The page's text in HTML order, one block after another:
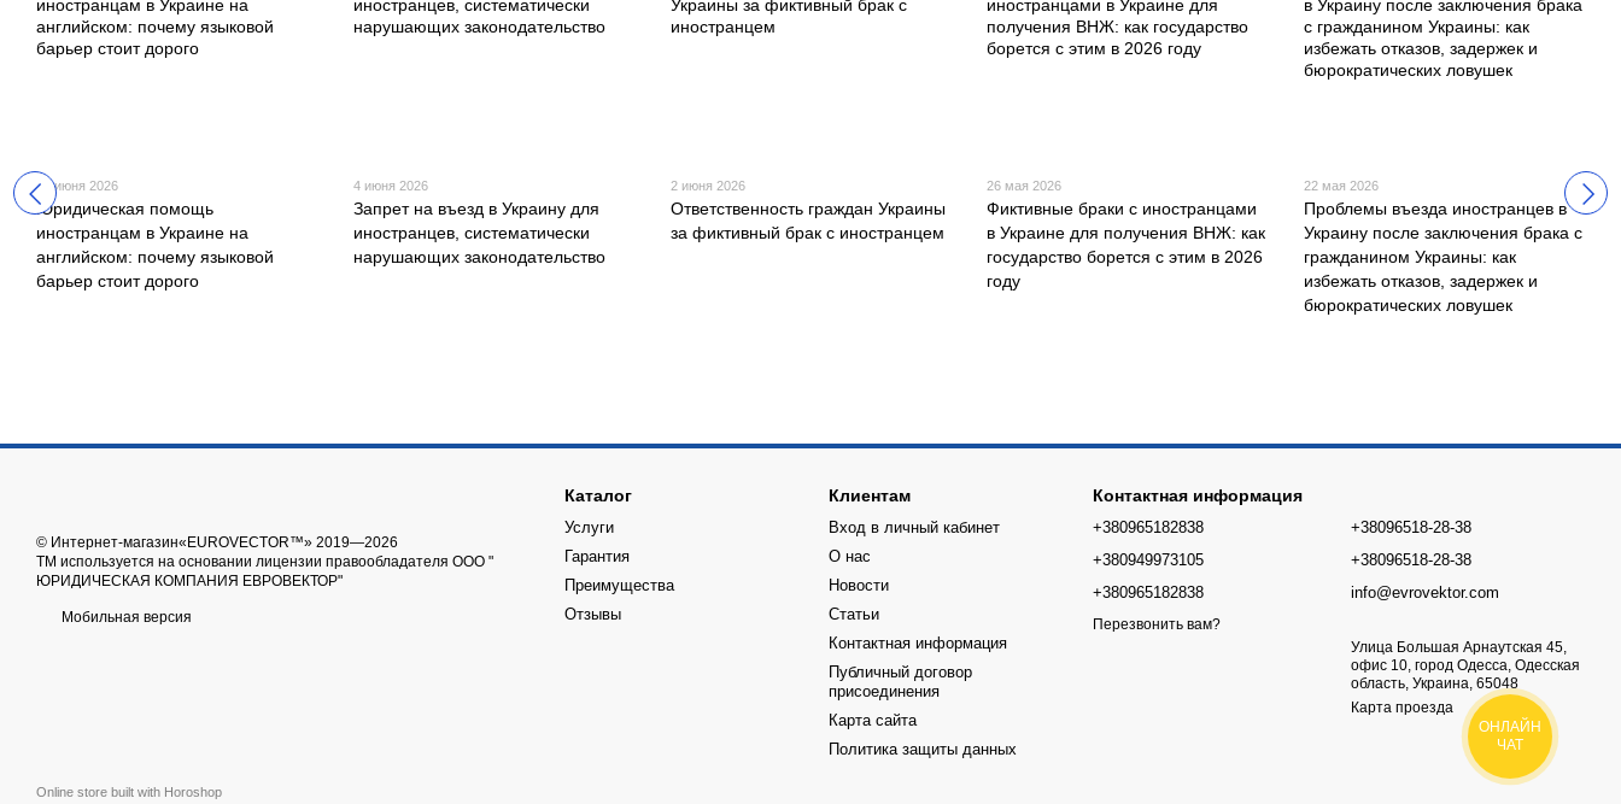
10 июня 2026
Юридическая помощь
иностранцам в Украине на
английском: почему языковой
барьер стоит дорого
4 июня 2026
Запрет на въезд в Украину для
иностранцев, систематически
нарушающих законодательство
2 июня 2026
Ответственность граждан Украины
за фиктивный брак с иностранцем
26 мая 2026
Фиктивные браки с иностранцами
в Украине для получения ВНЖ: как
государство борется с этим в 2026
году
22 мая 2026
Проблемы въезда иностранцев в
Украину после заключения брака с
гражданином Украины: как
избежать отказов, задержек и
бюрократических ловушек
© Интернет-магазин«EUROVECTOR™» 2019—2026
ТМ используется на основании лицензии правообладателя ООО "
ЮРИДИЧЕСКАЯ КОМПАНИЯ ЕВРОВЕКТОР"
Мобильная версия
Online store built with Horoshop
Каталог
Услуги
Гарантия
Преимущества
Отзывы
Клиентам
Вход в личный кабинет
О нас
Новости
Статьи
Контактная информация
Публичный договор
присоединения
Карта сайта
Политика защиты данных
Контактная информация
+380965182838
+380949973105
+380965182838
Перезвонить вам?
+38096518-28-38
+38096518-28-38
info@evrovektor.com
Улица Большая Арнаутская 45,
офис 10, город Одесса, Одесская
область, Украина, 65048
Карта проезда
ОНЛАЙН
ЧАТ